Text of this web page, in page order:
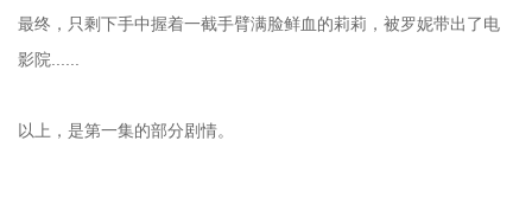
最终，只剩下手中握着一截手臂满脸鲜血的莉莉，被罗妮带出了电
影院......
以上，是第一集的部分剧情。